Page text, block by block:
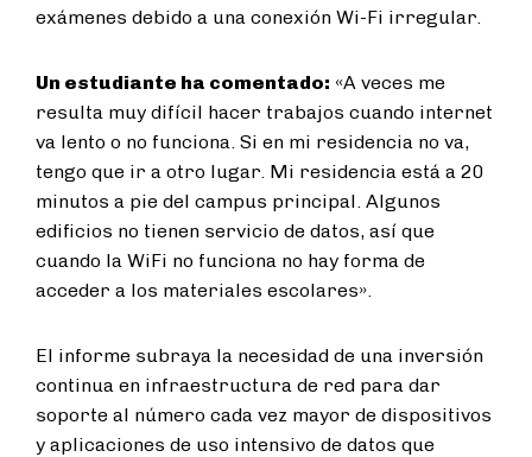
exámenes debido a una conexión Wi-Fi irregular.
Un estudiante ha comentado: «A veces me
resulta muy difícil hacer trabajos cuando internet
va lento o no funciona. Si en mi residencia no va,
tengo que ir a otro lugar. Mi residencia está a 20
minutos a pie del campus principal. Algunos
edificios no tienen servicio de datos, así que
cuando la WiFi no funciona no hay forma de
acceder a los materiales escolares».
El informe subraya la necesidad de una inversión
continua en infraestructura de red para dar
soporte al número cada vez mayor de dispositivos
y aplicaciones de uso intensivo de datos que